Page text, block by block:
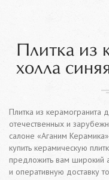
Плитка из
холла
Плитка из керамогранита
отечественных и
салоне «Аганим
купить керамическую
предложить вам широкий
и оперативную доставку